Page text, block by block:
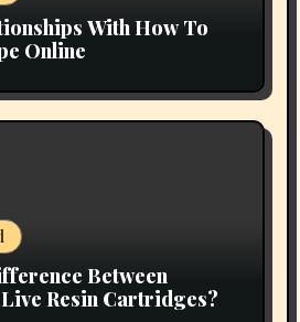
With How To
Online
Between
Resin Cartridges?